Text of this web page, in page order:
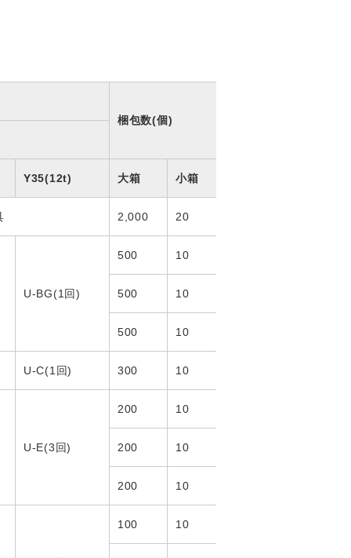
梱包数(個)
Y35(12t) 大箱 小箱
2,000 20
U-BG(1回)
500 10
500 10
500 10
U-C(1回) 300 10
U-E(3回)
200 10
200 10
200 10
100 10